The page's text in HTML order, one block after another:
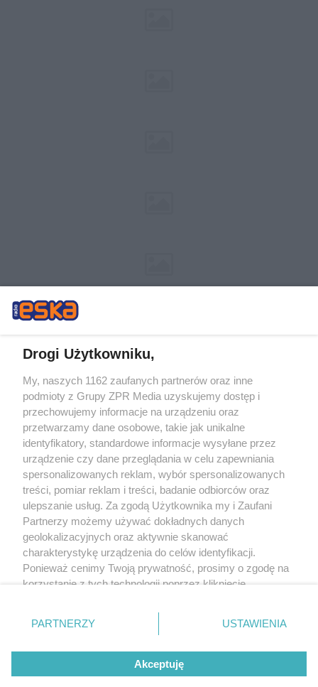
Żaden utwór zamieszczony w serwisie nie może być powielany i
rozpowszechniany lub dalej rozpowszechniany w jakikolwiek sposób (w
tym także elektroniczny lub mechaniczny) na jakimkolwiek polu
eksploatacji w jakiejkolwiek formie, włącznie z umieszczaniem w Internecie
bez pisemnej zgody właściciela praw. Jakiekolwiek użycie lub
wykorzystanie utworów w całości lub w części z naruszeniem prawa, tzn.
bez właściwej zgody, jest zabronione pod groźbą kary i może być ścigane
prawnie.
O nas
Drogi Użytkowniku,
My, naszych 1162 zaufanych partnerów oraz inne
podmioty z Grupy ZPR Media uzyskujemy dostęp i
przechowujemy informacje na urządzeniu oraz
przetwarzamy dane osobowe, takie jak unikalne
identyfikatory, standardowe informacje wysyłane przez
urządzenie czy dane przeglądania w celu zapewniania
spersonalizowanych reklam, wybór spersonalizowanych
treści, pomiar reklam i treści, badanie odbiorców oraz
ulepszanie usług. Za zgodą Użytkownika my i Zaufani
Partnerzy możemy używać dokładnych danych
geolokalizacyjnych oraz aktywnie skanować
charakterystykę urządzenia do celów identyfikacji.
Ponieważ cenimy Twoją prywatność, prosimy o zgodę na
korzystanie z tych technologii poprzez kliknięcie
zmienić/wycofać klikając przycisk ustawień prywatności
znajdujący się w lewym dolnym rogu strony
rodzaje przetwarzania danych nie wymagają zgody
użytkownika, ale masz prawo sprzeciwić się takiemu
przetwarzaniu. Preferencje będą miały zastosowanie tylko
PARTNERZY USTAWIENIA
Akceptuję